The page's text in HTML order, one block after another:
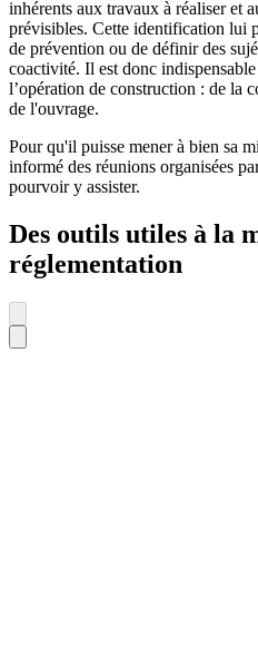
inhérents aux travaux à réaliser et
prévisibles. Cette identification lui
de prévention ou de définir des
coactivité. Il est donc
l’opération de construction : de la
de l'ouvrage.
Pour qu'il puisse mener à bien sa
informé des réunions organisées
pourvoir y assister.
Des outils utiles à la
réglementation